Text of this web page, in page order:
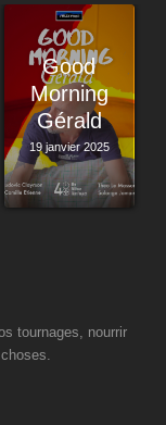
Good
Morning
Gérald
19 janvier 2025
tournages, nourrir